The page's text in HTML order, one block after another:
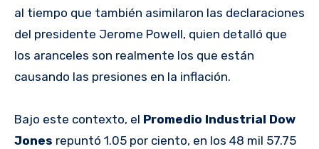
al tiempo que también asimilaron las declaraciones
del presidente Jerome Powell, quien detalló que
los aranceles son realmente los que están
causando las presiones en la inflación.
Bajo este contexto, el Promedio Industrial Dow
Jones repuntó 1.05 por ciento, en los 48 mil 57.75